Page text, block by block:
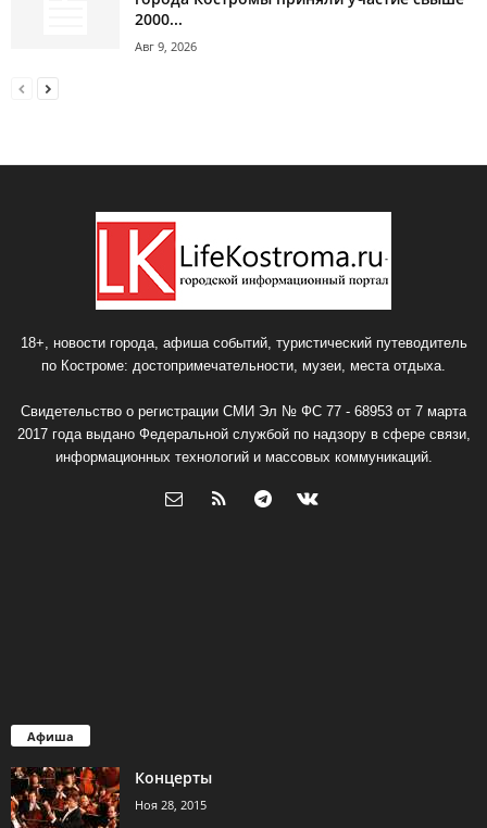
2000...
Авг 9, 2026
18+, новости города, афиша событий, туристический путеводитель
по Костроме: достопримечательности, музеи, места отдыха.
Свидетельство о регистрации СМИ Эл № ФС 77 - 68953 от 7 марта
2017 года выдано Федеральной службой по надзору в сфере связи,
информационных технологий и массовых коммуникаций.
Афиша
Концерты
Ноя 28, 2015